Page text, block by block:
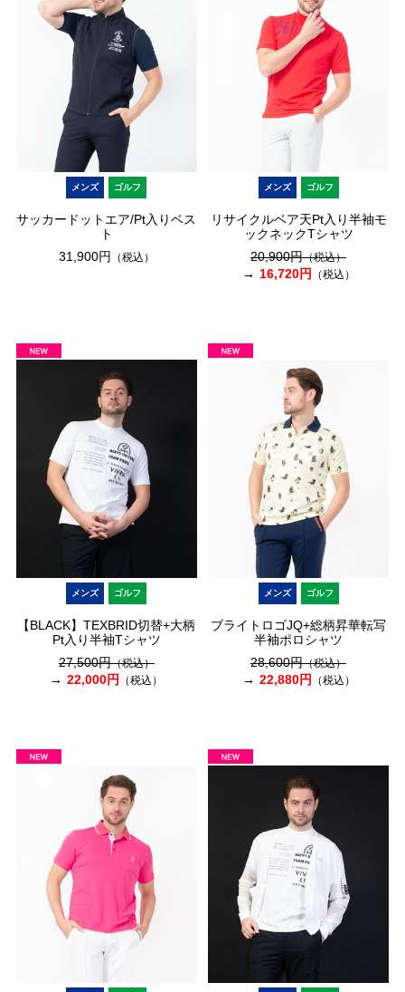
メンズ ゴルフ
サッカードットエア/Pt入りベス
ト
31,900円
（税込）
メンズ ゴルフ
リサイクルベア天Pt入り半袖モ
ックネックTシャツ
20,900円（税込）
16,720円 （税込）
メンズ ゴルフ
【BLACK】TEXBRID切替+大柄
Pt入り半袖Tシャツ
27,500円（税込）
22,000円 （税込）
メンズ ゴルフ
ブライトロゴJQ+総柄昇華転写
半袖ポロシャツ
28,600円（税込）
22,880円 （税込）